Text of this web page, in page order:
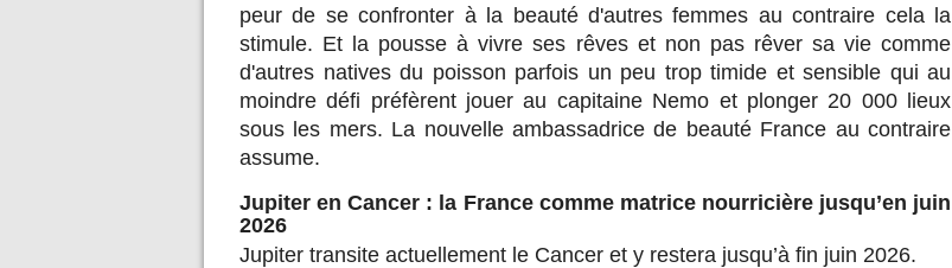
peur de se confronter à la beauté d'autres femmes au contraire cela la
stimule. Et la pousse à vivre ses rêves et non pas rêver sa vie comme
d'autres natives du poisson parfois un peu trop timide et sensible qui au
moindre défi préfèrent jouer au capitaine Nemo et plonger 20 000 lieux
sous les mers. La nouvelle ambassadrice de beauté France au contraire
assume.
Jupiter en Cancer : la France comme matrice nourricière jusqu’en juin
2026
Jupiter transite actuellement le Cancer et y restera jusqu’à fin juin 2026.